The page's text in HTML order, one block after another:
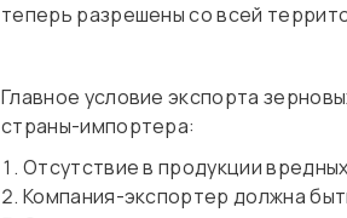
теперь разрешены со всей
Главное условие экспорта
страны-импортера:
Отсутствие в продукции
Компания-экспортер должна